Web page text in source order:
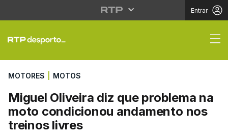
Entrar
Miguel Oliveira diz
MOTORES MOTOS
Miguel Oliveira diz que problema na
moto condicionou andamento nos
treinos livres